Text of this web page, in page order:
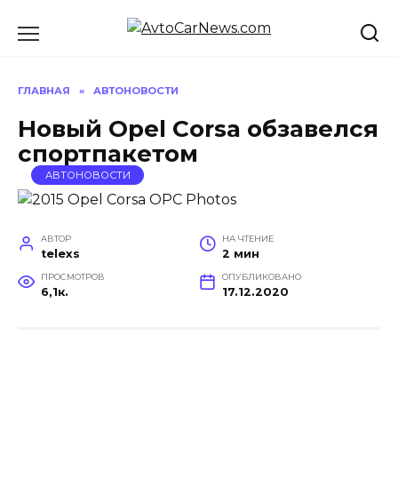
ГЛАВНАЯ » АВТОНОВОСТИ
Новый Opel Corsa обзавелся
спортпакетом
АВТОНОВОСТИ
АВТОР
telexs
НА ЧТЕНИЕ
2 мин
ПРОСМОТРОВ
6,1к.
ОПУБЛИКОВАНО
17.12.2020